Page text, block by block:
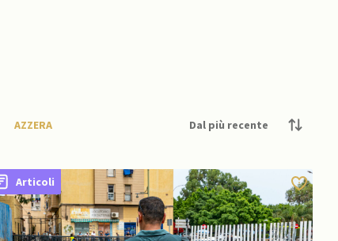
AZZERA
Articoli